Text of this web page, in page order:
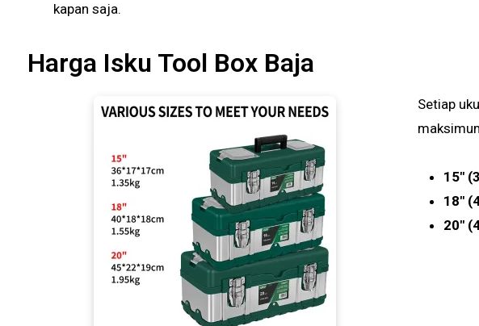
kapan saja.
Harga Isku Tool Box Baja
Setiap ukuran menyediakan kapasitas penyimpanan
15″
18″
20″